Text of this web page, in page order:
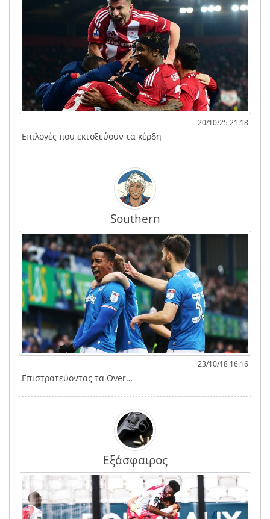
20/10/25 21:18
Επιλογές που εκτοξεύουν τα κέρδη
Southern
23/10/18 16:16
Επιστρατεύοντας τα Over…
Εξάσφαιρος